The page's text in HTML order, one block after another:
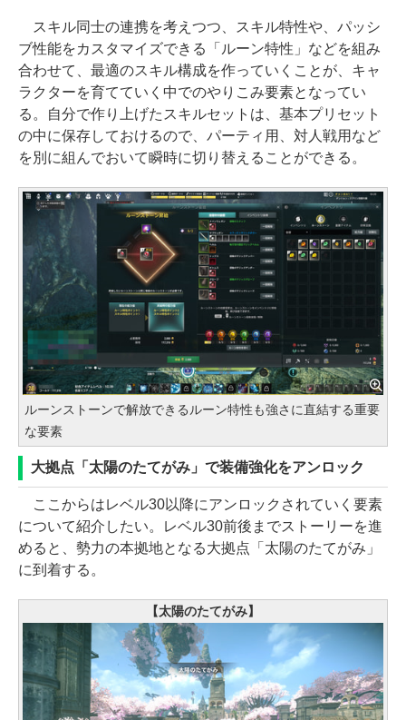
スキル同士の連携を考えつつ、スキル特性や、パッシ
ブ性能をカスタマイズできる「ルーン特性」などを組み
合わせて、最適のスキル構成を作っていくことが、キャ
ラクターを育てていく中でのやりこみ要素となってい
る。自分で作り上げたスキルセットは、基本プリセット
の中に保存しておけるので、パーティ用、対人戦用など
を別に組んでおいて瞬時に切り替えることができる。
ルーンストーンで解放できるルーン特性も強さに直結する重要
な要素
大拠点「太陽のたてがみ」で装備強化をアンロック
ここからはレベル30以降にアンロックされていく要素
について紹介したい。レベル30前後までストーリーを進
めると、勢力の本拠地となる大拠点「太陽のたてがみ」
に到着する。
【太陽のたてがみ】